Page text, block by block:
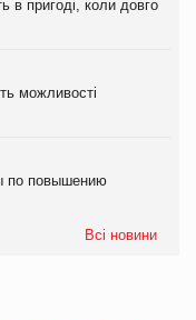
в пригоді, коли довго
можливості
по повышению
Всі новини